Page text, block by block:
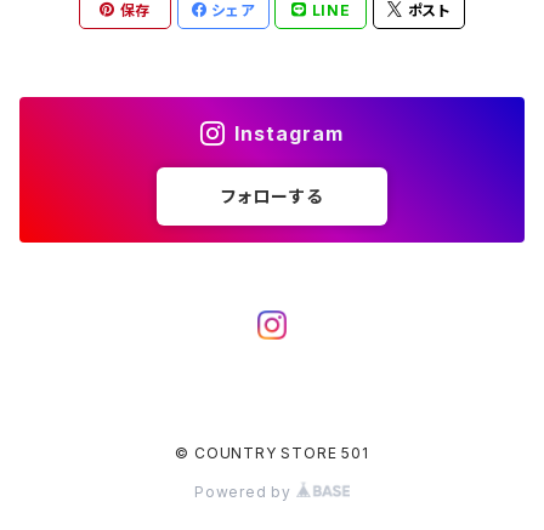
保存 シェア LINE ポスト
Instagram
フォローする
© COUNTRY STORE 501
Powered by